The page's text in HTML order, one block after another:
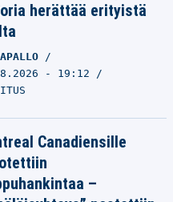
herättää erityistä
- 19:12
Canadiensille
–